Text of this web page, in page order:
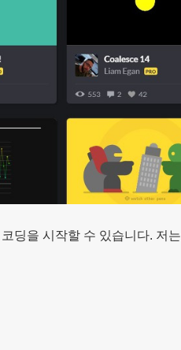
딩을 시작할 수 있습니다. 저는